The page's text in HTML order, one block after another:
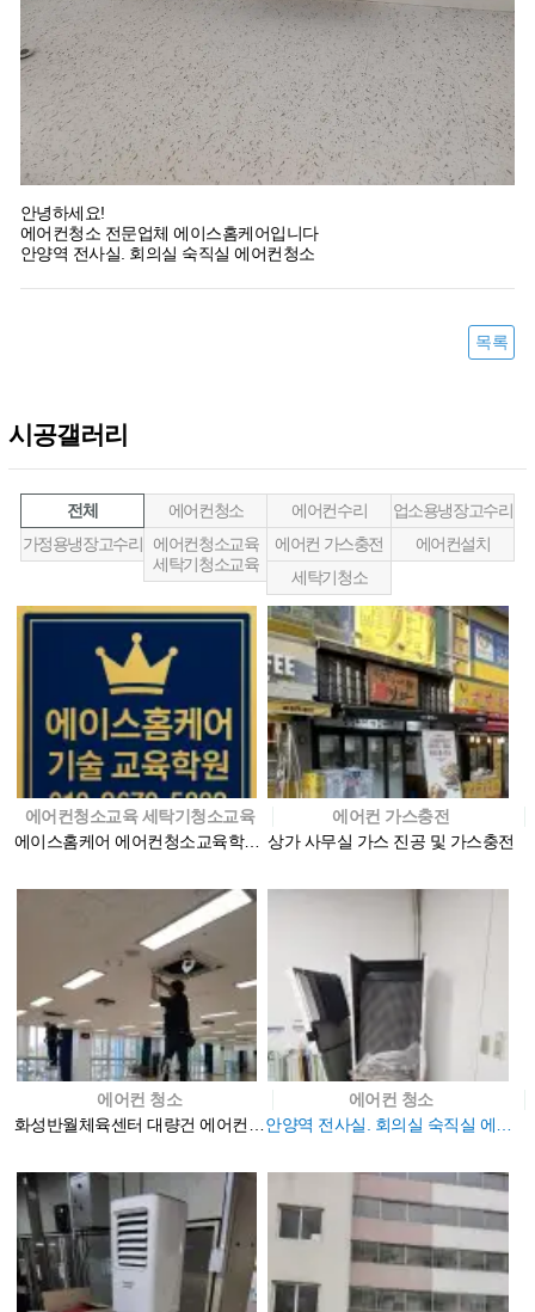
안녕하세요!
에어컨청소 전문업체 에이스홈케어입니다
​안양역 전사실. 회의실 숙직실 에어컨청소
목록
시공갤러리
전체 에어컨청소 에어컨수리
업소용냉장고수리
가정용냉장고수리
에어컨청소교육
세탁기청소교육
에어컨 가스충전
에어컨설치
세탁기청소
에어컨청소교육 세탁기청소교육
에이스홈케어 에어컨청소교육학원 사진
에어컨 가스충전
상가 사무실 가스 진공 및 가스충전
에어컨 청소
에어컨 청소